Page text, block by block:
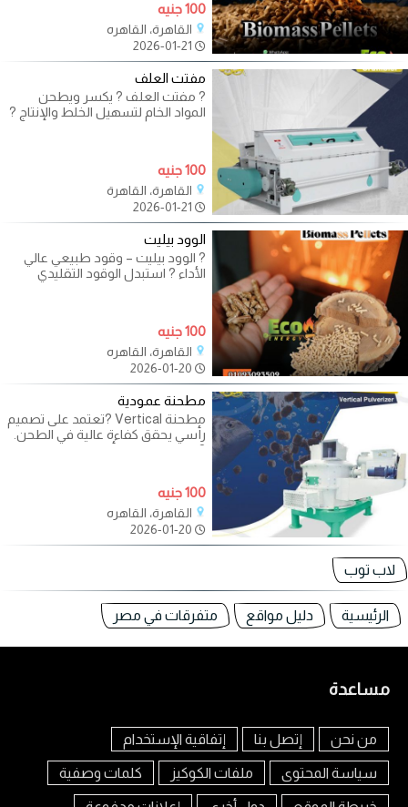
100 جنيه
القاهرة، القاهره
مفتت العلف
? مفتت العلف ? يكسر ويطحن
المواد الخام لتسهيل الخلط والإنتاج ?
100 جنيه
القاهرة، القاهرة
الوود بيليت
? الوود بيليت – وقود طبيعي عالي
الأداء ? استبدل الوقود التقليدي
100 جنيه
القاهرة، القاهره
مطحنة عمودية
مطحنة Vertical ?تعتمد على تصميم
رأسي يحقق كفاءة عالية في الطحن.
?توفر استهلاك أقل للطاقة مقارنة
100 جنيه
القاهرة، القاهره
لاب توب
الرئيسية دليل مواقع متفرقات في مصر
مساعدة
من نحن إتصل بنا إتفاقية الإستخدام
سياسة المحتوى ملفات الكوكيز كلمات وصفية